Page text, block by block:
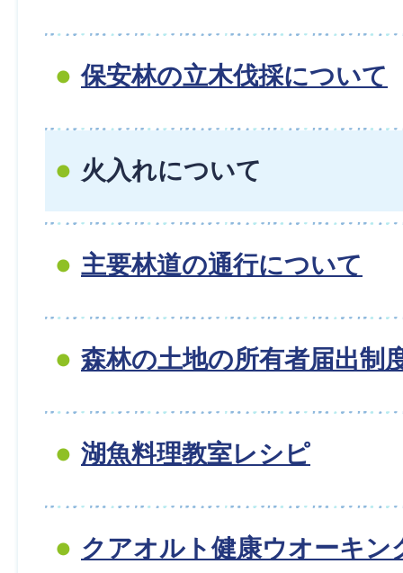
保安林の立木伐採について
火入れについて
主要林道の通行について
森林の土地の所有者届出制
湖魚料理教室レシピ
クアオルト健康ウオーキン